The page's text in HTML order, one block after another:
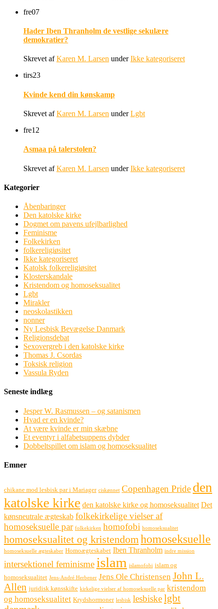
fre07
Hader Iben Thranholm de vestlige sekulære
demokratier?
Skrevet afKaren M. Larsen underIkke kategoriseret
tirs23
Kvinde kend din kønskamp
Skrevet afKaren M. Larsen underLgbt
fre12
Asmaa på talerstolen?
Skrevet afKaren M. Larsen underIkke kategoriseret
Kategorier
Åbenbaringer
Den katolske kirke
Dogmet om pavens ufejlbarlighed
Feminisme
Folkekirken
folkereligiøsitet
Ikke kategoriseret
Katolsk folkereligiøsitet
Klosterskandale
Kristendom og homoseksualitet
Lgbt
Mirakler
neoskolastikken
nonner
Ny Lesbisk Bevægelse Danmark
Religionsdebat
Sexovergreb i den katolske kirke
Thomas J. Csordas
Toksisk religion
Vassula Ryden
Seneste indlæg
Jesper W. Rasmussen – og satanismen
Hvad er en kvinde?
At være kvinde er min skæbne
Et eventyr i alfabetsuppens dybder
Dobbeltspillet om islam og homoseksualitet
Emner
chikane mod lesbisk par i Mariager ciskønnet Copenhagen Pride den
katolske kirke den katolske kirke og homoseksualitet Det
kønsneutrale ægteskab folkekirkelige vielser af
homoseksuelle par folkekirken homofobi homoseksualitet
homoseksualitet og kristendomhomoseksuelle
homoseksuelle ægteskaber Homoægteskabet Iben Thranholm indre mission
intersektionel feminisme islam islamofobi islam og
homoseksualitet Jens-André Herbener Jens Ole Christensen John L.
Allen juridisk kønsskifte kirkelige vielser af homoseksuelle par kristendom
og homoseksualitet Krydshormoner lesbisk lesbiskelgbt